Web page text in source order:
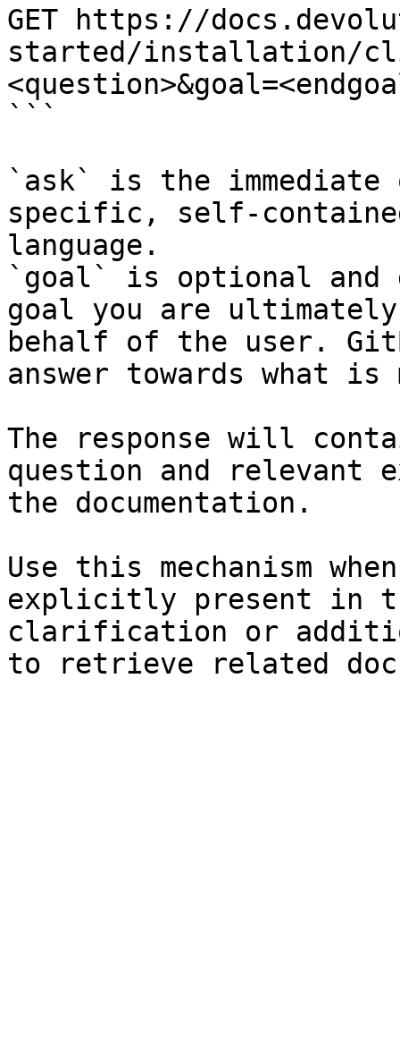
GET https://
started/installation/
```
`ask` is the
specific, self-
language.
`goal` is optional and
goal you are
behalf of the user.
answer towards what
The response will
question and relevant
the documentation.
Use this mechanism
explicitly present in
clarification or